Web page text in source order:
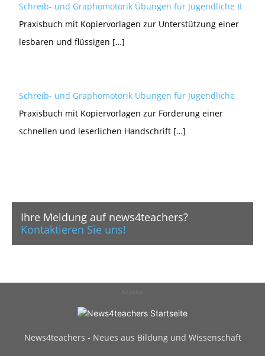
Schreib- und Graphomotorik Übungen für Jugendliche II
Praxisbuch mit Kopiervorlagen zur Unterstützung einer
lesbaren und flüssigen […]
Schreib- und Graphomotorik Übungen für Jugendliche
Praxisbuch mit Kopiervorlagen zur Förderung einer
schnellen und leserlichen Handschrift […]
Ihre Meldung auf news4teachers?
Kontaktieren Sie uns!
News4teachers - Neues aus Bildung und Wissenschaft